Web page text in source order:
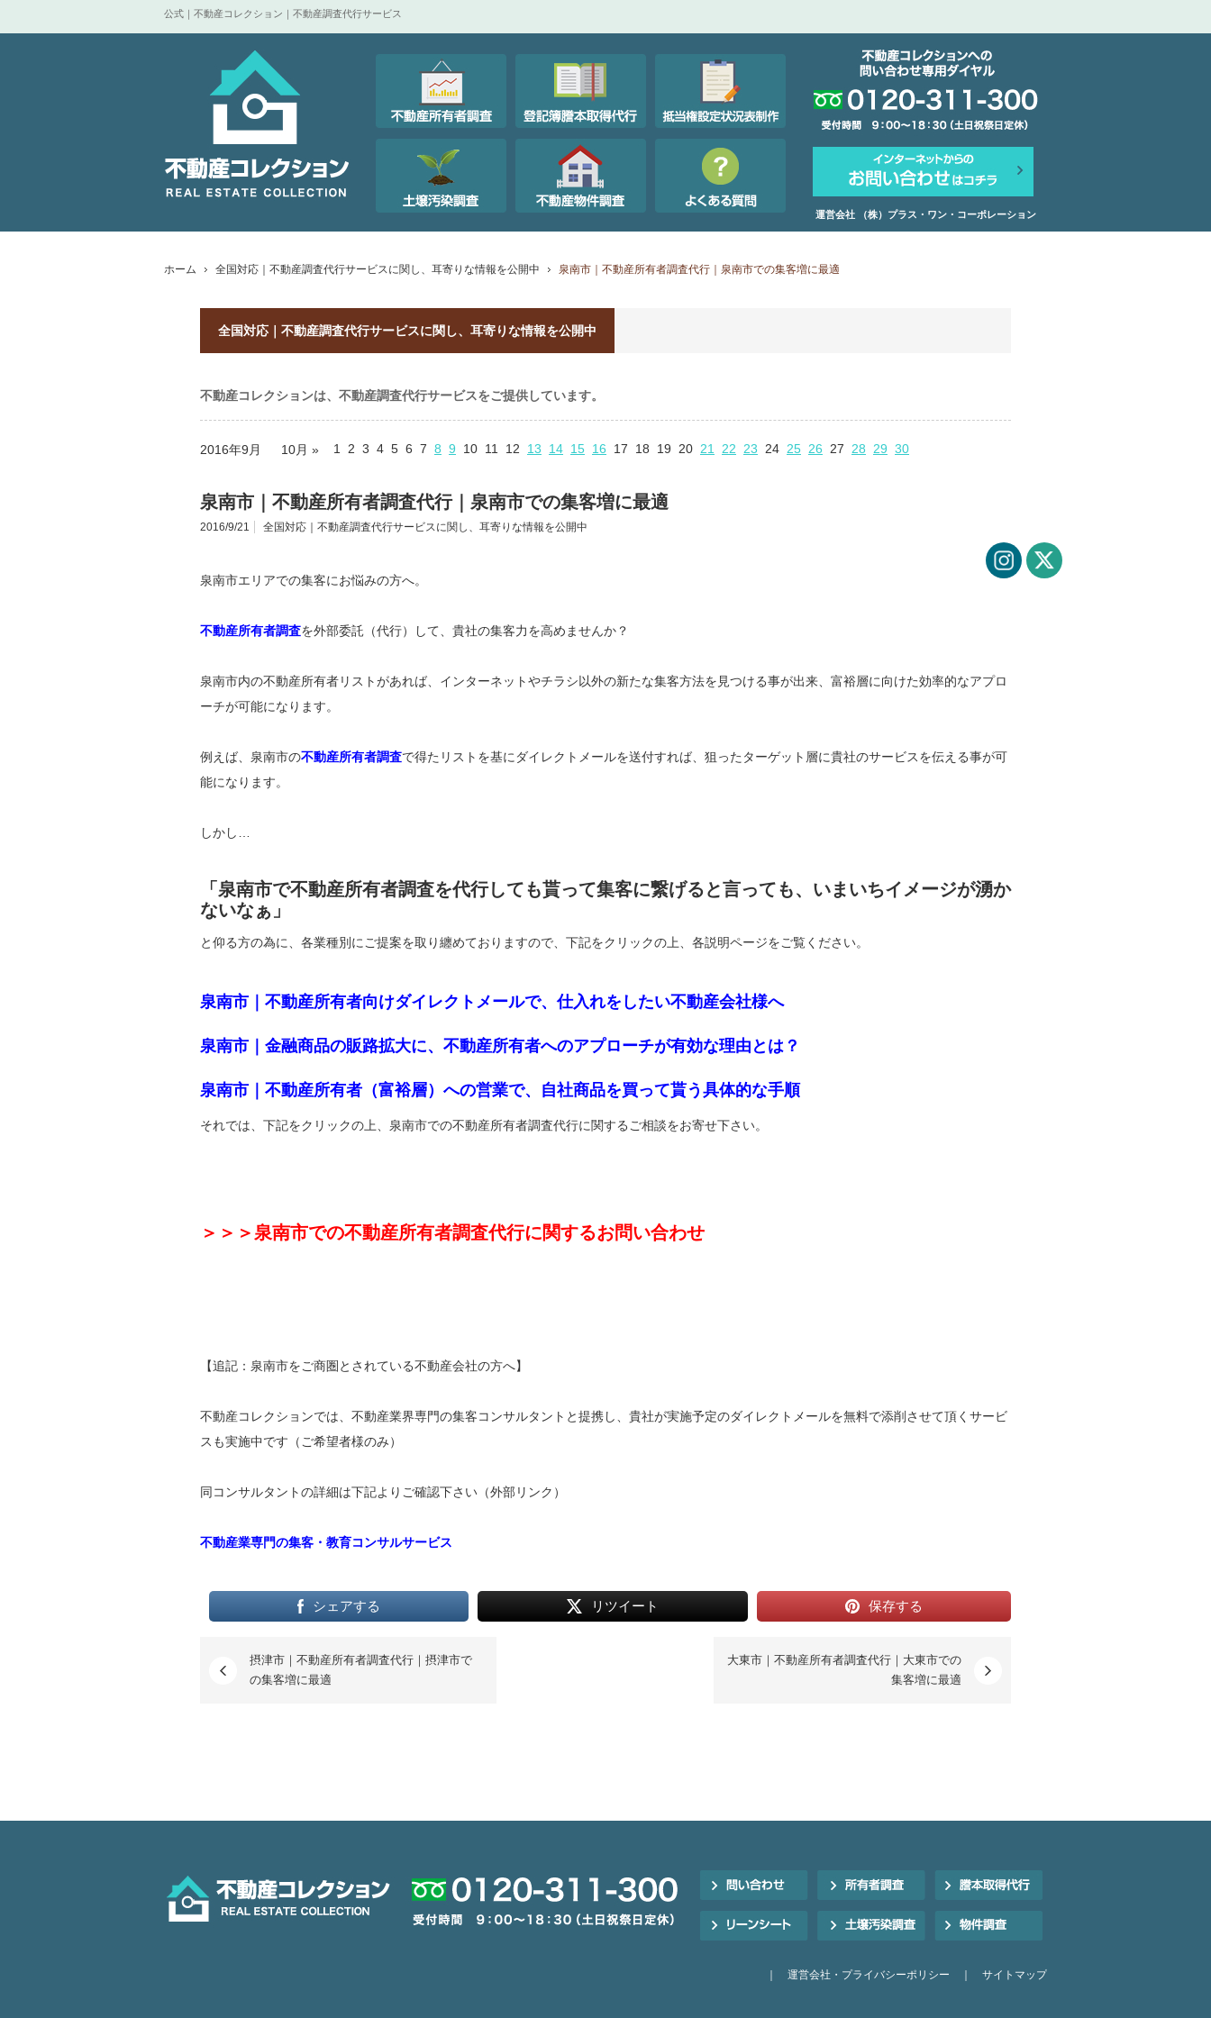
公式｜不動産コレクション｜不動産調査代行サービス
運営会社 （株）プラス・ワン・コーポレーション
ホーム 全国対応｜不動産調査代行サービスに関し、耳寄りな情報を公開中 泉南市｜不動産所有者調査代行｜泉南市での集客増に最適
全国対応｜不動産調査代行サービスに関し、耳寄りな情報を公開中
不動産コレクションは、不動産調査代行サービスをご提供しています。
2016年9月 10月 » 1 2 3 4 5 6 7 8 9 10 11 12 13 14 15 16 17 18 19 20 21 22 23 24 25 26 27 28 29 30
泉南市｜不動産所有者調査代行｜泉南市での集客増に最適
2016/9/21 全国対応｜不動産調査代行サービスに関し、耳寄りな情報を公開中
泉南市エリアでの集客にお悩みの方へ。
不動産所有者調査を外部委託（代行）して、貴社の集客力を高めませんか？
泉南市内の不動産所有者リストがあれば、インターネットやチラシ以外の新たな集客方法を見つける事が出来、富裕層に向けた効率的なアプロ
ーチが可能になります。
例えば、泉南市の不動産所有者調査で得たリストを基にダイレクトメールを送付すれば、狙ったターゲット層に貴社のサービスを伝える事が可
能になります。
しかし…
「泉南市で不動産所有者調査を代行しても貰って集客に繋げると言っても、いまいちイメージが湧か
ないなぁ」
と仰る方の為に、各業種別にご提案を取り纏めておりますので、下記をクリックの上、各説明ページをご覧ください。
泉南市｜不動産所有者向けダイレクトメールで、仕入れをしたい不動産会社様へ
泉南市｜金融商品の販路拡大に、不動産所有者へのアプローチが有効な理由とは？
泉南市｜不動産所有者（富裕層）への営業で、自社商品を買って貰う具体的な手順
それでは、下記をクリックの上、泉南市での不動産所有者調査代行に関するご相談をお寄せ下さい。
＞＞＞泉南市での不動産所有者調査代行に関するお問い合わせ
【追記：泉南市をご商圏とされている不動産会社の方へ】
不動産コレクションでは、不動産業界専門の集客コンサルタントと提携し、貴社が実施予定のダイレクトメールを無料で添削させて頂くサービ
スも実施中です（ご希望者様のみ）
同コンサルタントの詳細は下記よりご確認下さい（外部リンク）
不動産業専門の集客・教育コンサルサービス
シェアする リツイート 保存する
摂津市｜不動産所有者調査代行｜摂津市で
の集客増に最適
大東市｜不動産所有者調査代行｜大東市での
集客増に最適
運営会社・プライバシーポリシー サイトマップ